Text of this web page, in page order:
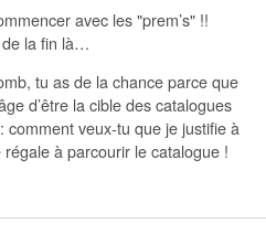
avec les "prem’s" !!
de la fin là…
tu as de la chance parce que
d’être la cible des catalogues
comment veux-tu que je justifie à
à parcourir le catalogue !